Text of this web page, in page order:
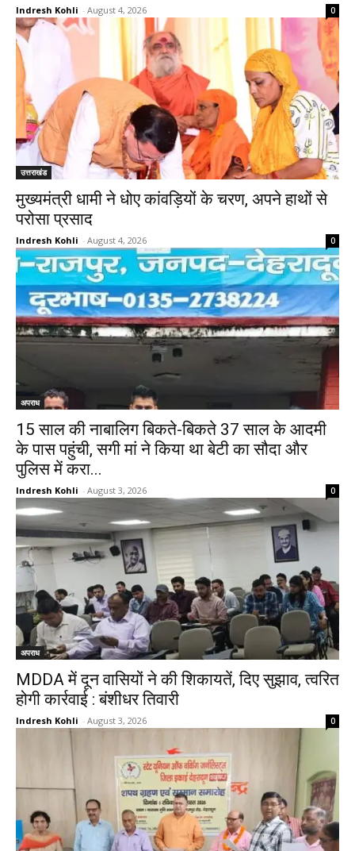
Indresh Kohli - August 4, 2026 0
उत्तराखंड
मुख्यमंत्री धामी ने धोए कांवड़ियों के चरण, अपने हाथों से
परोसा प्रसाद
Indresh Kohli - August 4, 2026 0
अपराध
15 साल की नाबालिग बिकते-बिकते 37 साल के आदमी
के पास पहुंची, सगी मां ने किया था बेटी का सौदा और
पुलिस में करा...
Indresh Kohli - August 3, 2026 0
अपराध
MDDA में दून वासियों ने की शिकायतें, दिए सुझाव, त्वरित
होगी कार्रवाई : बंशीधर तिवारी
Indresh Kohli - August 3, 2026 0